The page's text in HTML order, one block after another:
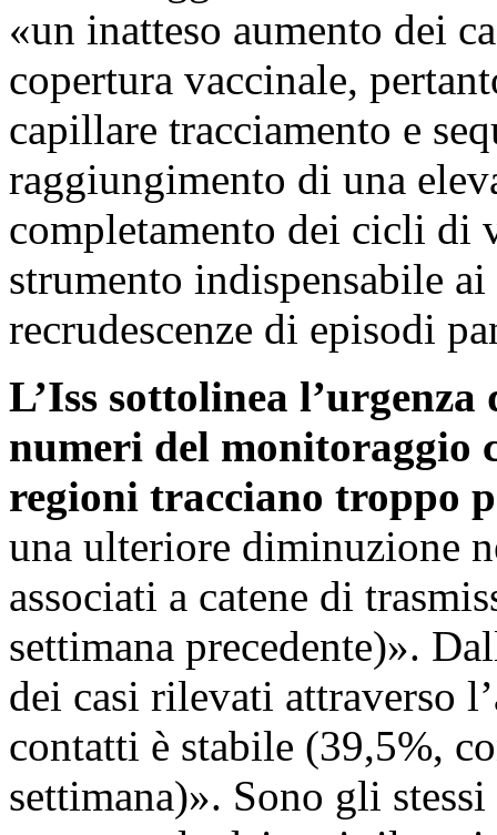
«un inatteso aumento dei
copertura vaccinale,
capillare tracciamento e
raggiungimento di una
completamento dei cicli di
strumento indispensabile
recrudescenze di episodi
L’Iss sottolinea
numeri del monitoraggio
regioni tracciano troppo
una ulteriore diminuzione
associati a catene di
settimana precedente)».
dei casi rilevati attraverso
contatti è stabile (39,5%,
settimana)». Sono gli